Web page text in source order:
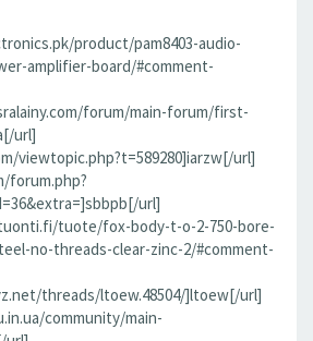
product/pam8403-audio-
amplifier-board/#comment-
forum/main-forum/first-
url]
viewtopic.php?t=589280]iarzw[/url]
forum.php?
url]
tuote/fox-body-t-o-2-750-bore-
no-threads-clear-zinc-2/#comment-
threads/ltoew.48504/]ltoew[/url]
community/main-